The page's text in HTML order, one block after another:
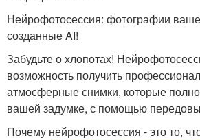
Нейрофотосессия: фотографии
созданные AI!
Забудьте о хлопотах!
возможность получить
атмосферные снимки, которые
вашей задумке, с помощью
Почему нейрофотосессия - это то,